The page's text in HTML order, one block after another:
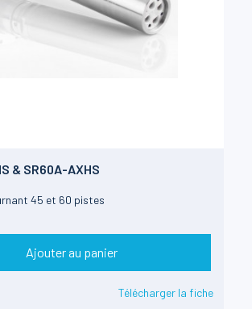
& SR60A-AXHS
45 et 60 pistes
Ajouter au panier
Télécharger la fiche